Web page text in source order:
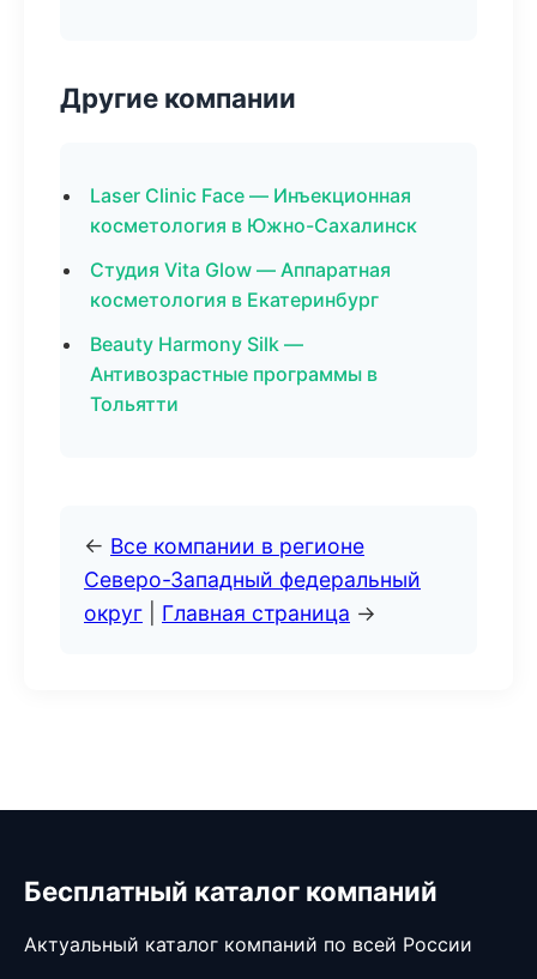
Другие компании
Laser Clinic Face — Инъекционная
косметология в Южно-Сахалинск
Студия Vita Glow — Аппаратная
косметология в Екатеринбург
Beauty Harmony Silk —
Антивозрастные программы в
Тольятти
← Все компании в регионе
Северо-Западный федеральный
округ
Главная страница →
Бесплатный каталог компаний
Актуальный каталог компаний по всей России